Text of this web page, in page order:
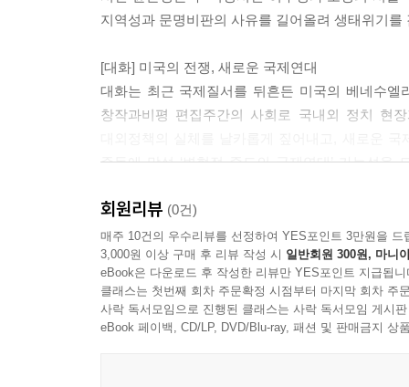
경북산불 1년, 복구와 회복의 의미를 묻다 (찾아
문학평론
이야기가 품은 우주: 황석영 소설 『할매』 (한국
산문
지역성과 문명비판의 사유를 길어올려 생태위기
[대화] 미국의 전쟁, 새로운 국제연대
대화는 최근 국제질서를 뒤흔든 미국의 베네수엘
창작과비평 편집주간의 사회로 국내외 정치 현
준동에 맞설 ‘변혁적 중도의 국제연대’ 가능성
[논단]
논단에서는 시인 김형수가 백낙청 50년 공부의
통해 깊이있게 들여다보며 독자들을 새로운 깨달
백낙청의 발견과 사유를 지금 여기의 삶을 변혁
질문한다. 정치철학자 진태원은 한국 근현대사
회원리뷰 (0건)
매주 10건의 우수리뷰를 선정하여 YES포인트 3만원을 드
3,000원 이상 구매 후 리뷰 작성 시 일반회원 300원, 마니
eBook은 다운로드 후 작성한 리뷰만 YES포인트 지급됩니
클래스는 첫번째 회차 주문확정 시점부터 마지막 회차 주
사락 독서모임으로 진행된 클래스는 사락 독서모임 게시
eBook 페이백, CD/LP, DVD/Blu-ray, 패션 및 판매금지 상